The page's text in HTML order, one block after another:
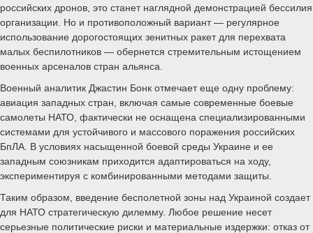
российских дронов, это станет наглядной демонстрацией бессилия
организации. Но и противоположный вариант — регулярное
использование дорогостоящих зенитных ракет для перехвата
малых беспилотников — обернется стремительным истощением
военных арсеналов стран альянса.
Военный аналитик Джастин Бонк отмечает еще одну проблему:
авиация западных стран, включая самые современные боевые
самолеты НАТО, фактически не оснащена специализированными
системами для устойчивого и массового поражения российских
БпЛА. В условиях насыщенной боевой среды Украине и ее
западным союзникам приходится адаптироваться на ходу,
экспериментируя с комбинированными методами защиты.
Таким образом, введение бесполетной зоны над Украиной создает
для НАТО стратегическую дилемму. Любое решение несет
серьезные политические риски и материальные издержки: отказ от